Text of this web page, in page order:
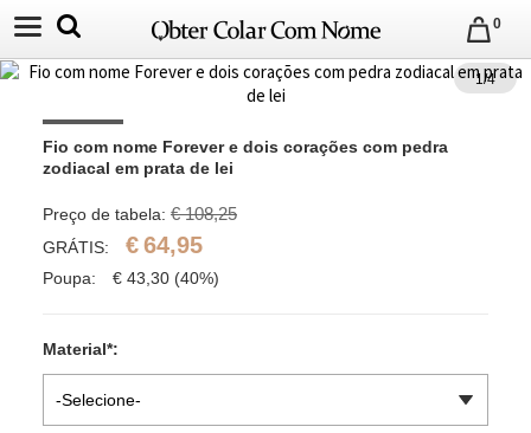
0
1/4
Fio com nome Forever e dois corações com pedra
zodiacal em prata de lei
Preço de tabela: € 108,25
GRÁTIS: €64,95
Poupa: € 43,30 (40%)
Material*:
-Selecione-